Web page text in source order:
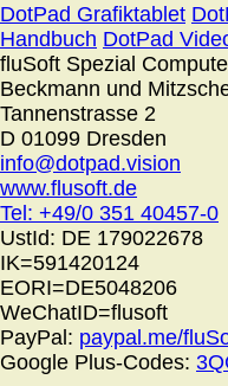
DotPad Grafiktablet
Handbuch DotPad
fluSoft Spezial
Beckmann und
Tannenstrasse 2
D 01099 Dresden
info@dotpad.vision
www.flusoft.de
Tel: +49/0 351 40457-0
UstId: DE 179022678
IK=591420124
EORI=DE5048206
WeChatID=flusoft
PayPal: paypal.me/
Google Plus-Codes: